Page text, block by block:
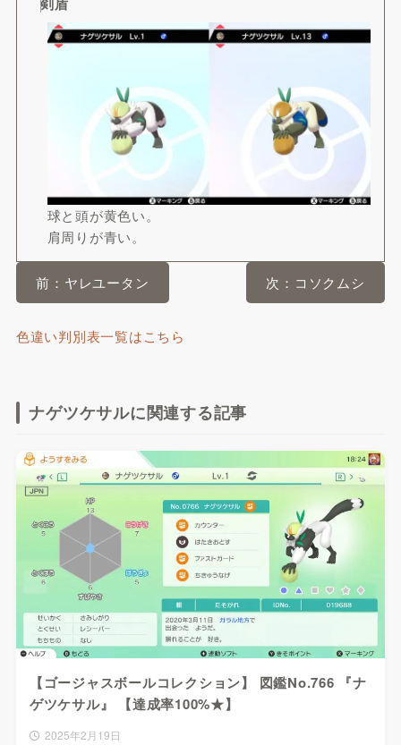
球と頭が黄色い。
肩周りが青い。
前：ヤレユータン 次：コソクムシ
色違い判別表一覧はこちら
ナゲツケサルに関連する記事
【ゴージャスボールコレクション】 図鑑No.766 『ナ
ゲツケサル』 【達成率100%★】
2025年2月19日